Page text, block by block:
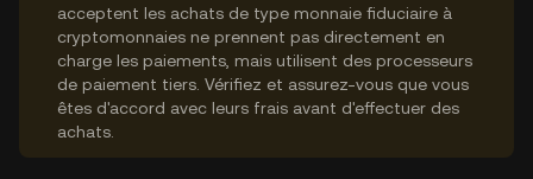
acceptent les achats de type monnaie fiduciaire à
cryptomonnaies ne prennent pas directement en
charge les paiements, mais utilisent des processeurs
de paiement tiers. Vérifiez et assurez-vous que vous
êtes d'accord avec leurs frais avant d'effectuer des
achats.